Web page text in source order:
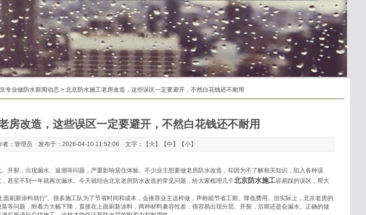
专业做防水新闻动态 > 北京防水施工老房改造，这些误区一定要避开，不然白花钱还不耐用
房改造，这些误区一定要避开，不然白花钱还不耐用
者：管理员 发布于：2026-04-10 11:52:06 文字：【 大】【中 】【小】
开裂，出现漏水、返潮等问题，严重影响居住体验。不少业主想要做老房防水改造，却因为不了解相关知识，陷入各种误
甚至不到一年就再次漏水。今天就结合北京老房防水改造的常见问题，给大家梳理几个北京防水施工容易踩的误区，帮大
刷新涂料就行”。很多施工队为了节省时间和成本，会推荐业主这样做，声称能节省工期、降低费用。但实际上，北京老房的
等问题，附着力大幅下降，直接在上面刷新涂料，两种材料兼容性差，很容易出现分层、开裂，后期还是会漏水。正确的做